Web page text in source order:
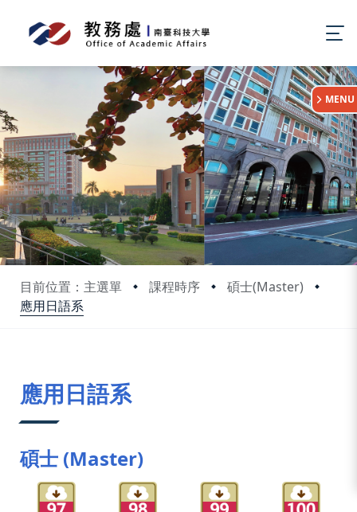
目前位置：主選單 課程時序
碩士(Master)
應用日語系
:::
MENU
應用日語系
碩士 (Master)